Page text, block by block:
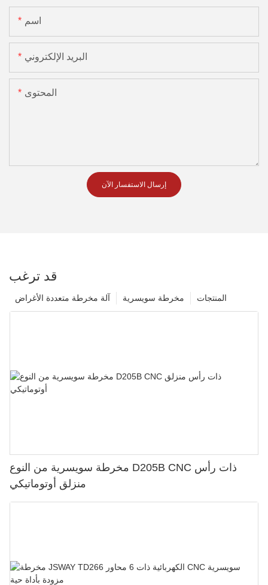
اسم
البريد الإلكتروني
المحتوى
إرسال الاستفسار الآن
قد ترغب
المنتجات مخرطة سويسرية آلة مخرطة متعددة الأغراض
مخرطة سويسرية من النوع D205B CNC ذات رأس
منزلق أوتوماتيكي